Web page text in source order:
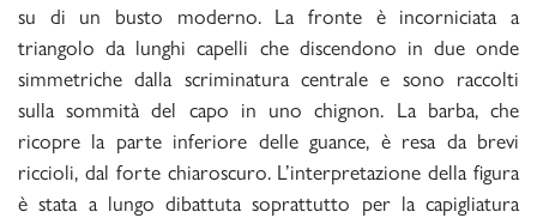
su di un busto moderno. La fronte è incorniciata a
triangolo da lunghi capelli che discendono in due onde
simmetriche dalla scriminatura centrale e sono raccolti
sulla sommità del capo in uno chignon. La barba, che
ricopre la parte inferiore delle guance, è resa da brevi
riccioli, dal forte chiaroscuro. L’interpretazione della figura
è stata a lungo dibattuta soprattutto per la capigliatura